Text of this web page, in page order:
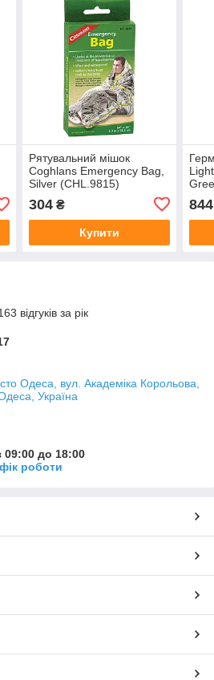
Рятувальний мішок
Coghlans Emergency Bag,
Silver (CHL.9815)
304₴
Купити
844
відгуків за рік
Одеса, вул. Академіка Корольова,
Україна
09:00 до 18:00
роботи